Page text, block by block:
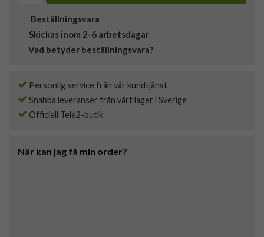
Beställningsvara
Skickas inom 2-6 arbetsdagar
Vad betyder beställningsvara?
Personlig service från vår kundtjänst
Snabba leveranser från vårt lager i Sverige
Officiell Tele2-butik
När kan jag få min order?